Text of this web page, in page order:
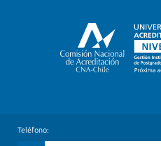
Teléfono: